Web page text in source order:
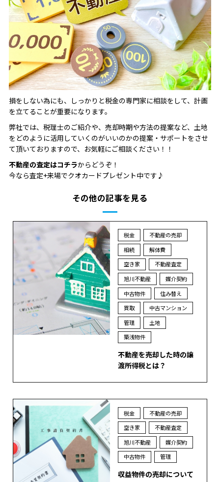
損をしない為にも、しっかりと税金の専門家に相談をして、計画
を立てることが重要になります。
弊社では、税理士のご紹介や、売却時期や方法の提案など、土地
をどのように活用していくのがいいのかの提案・サポートをさせ
て頂いておりますので、お気軽にご相談ください！！
不動産の査定はコチラからどうぞ！
今なら査定+来場でクオカードプレゼント中です♪
その他の記事を見る
税金
不動産の売却
相続
解体費
空き家
不動産査定
旭川不動産
媒介契約
中古物件
住み替え
買取
中古マンション
管理
土地
築浅物件
不動産を売却した時の譲
渡所得税とは？
税金
不動産の売却
空き家
不動産査定
旭川不動産
媒介契約
中古物件
管理
収益物件の売却について